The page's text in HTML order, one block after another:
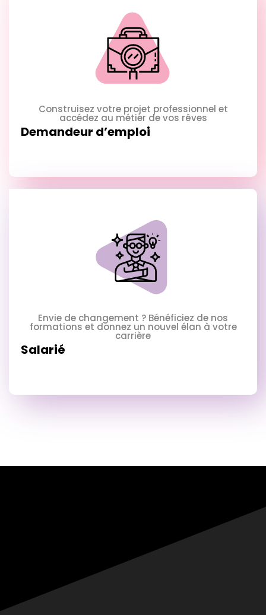
Construisez votre projet professionnel et
accédez au métier de vos rêves
Demandeur d’emploi
Envie de changement ? Bénéficiez de nos
formations et donnez un nouvel élan à votre
carrière
Salarié